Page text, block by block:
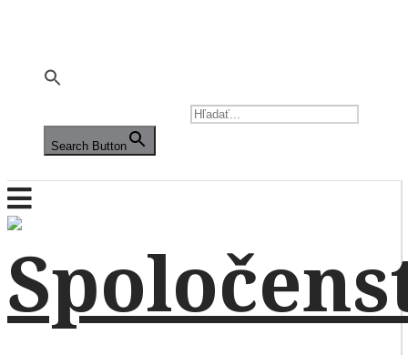
Search Button